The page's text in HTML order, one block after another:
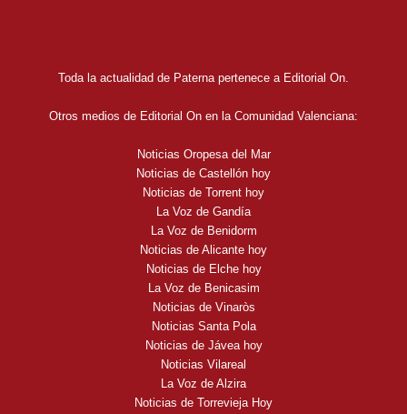
Toda la actualidad de Paterna pertenece a Editorial On.
Otros medios de Editorial On en la Comunidad Valenciana:
Noticias Oropesa del Mar
Noticias de Castellón hoy
Noticias de Torrent hoy
La Voz de Gandía
La Voz de Benidorm
Noticias de Alicante hoy
Noticias de Elche hoy
La Voz de Benicasim
Noticias de Vinaròs
Noticias Santa Pola
Noticias de Jávea hoy
Noticias Vilareal
La Voz de Alzira
Noticias de Torrevieja Hoy